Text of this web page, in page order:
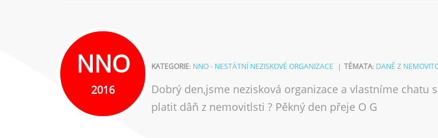
NNO
2016
KATEGORIE: NNO - NESTÁTNÍ NEZISKOVÉ ORGANIZACE TÉMATA: DANĚ Z
Dobrý den,jsme nezisková organizace a vlastníme chatu
platit dâň z nemovitlsti ? Pěkný den přeje O G